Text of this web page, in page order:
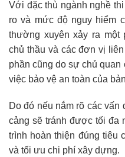
Với đặc thù ngành nghề
ro và mức độ nguy hiểm
thường xuyên xảy ra một
chủ thầu và các đơn vị
phần cũng do sự chủ
việc bảo vệ an toàn của
Do đó nếu nắm rõ các
cảng sẽ tránh được tối đa
trình hoàn thiện đúng tiêu
và tối ưu chi phí xây dựng.